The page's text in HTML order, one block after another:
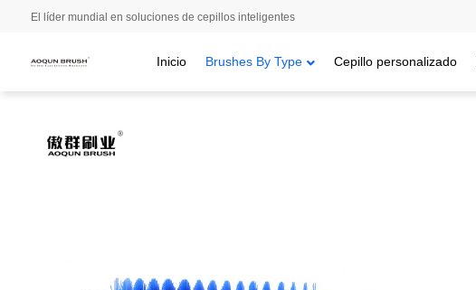
El líder mundial en soluciones de cepillos inteligentes
Inicio Brushes By Type Cepillo personalizado